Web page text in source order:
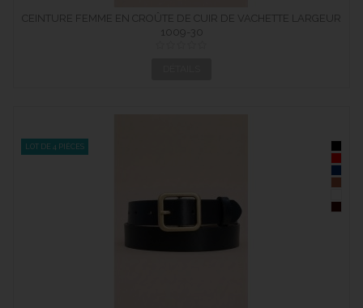
CEINTURE FEMME EN CROÛTE DE CUIR DE VACHETTE LARGEUR
30 MM
1009-30
LOT DE 4 PIÈCES